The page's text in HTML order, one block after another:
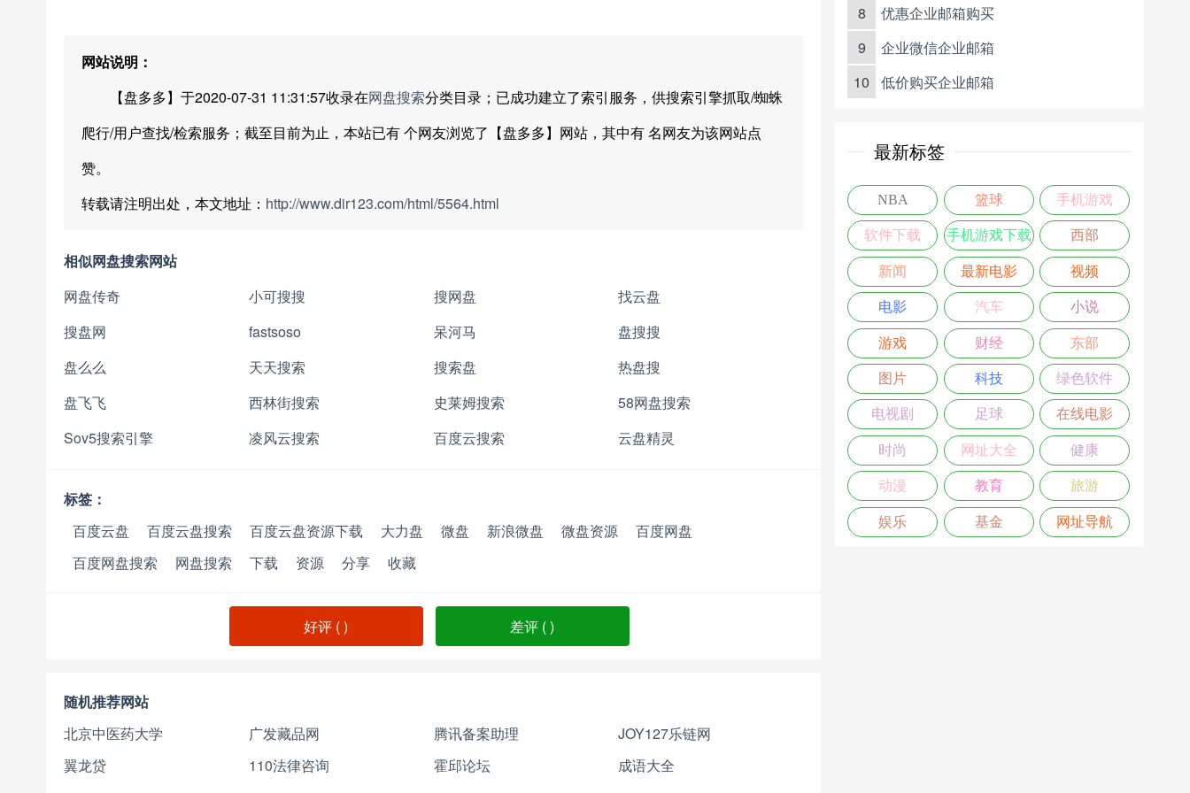
网站说明：
【盘多多】于2020-07-31 11:31:57收录在网盘搜索分类目录；已成功建立了索引服务，供搜索引擎抓取/蜘蛛
爬行/用户查找/检索服务；截至目前为止，本站已有个网友浏览了【盘多多】网站，其中有名网友为该网站点
赞。
转载请注明出处，本文地址： http://www.dir123.com/html/5564.html
相似网盘搜索网站
网盘传奇
小可搜搜 搜网盘
找云盘
搜盘网
fastsoso 呆河马
盘搜搜
盘么么
天天搜索 搜索盘
热盘搜
盘飞飞
西林街搜索 史莱姆搜索
58网盘搜索
Sov5搜索引擎
凌风云搜索 百度云搜索 云盘精灵
标签：
百度云盘
百度云盘搜索 百度云盘资源下载 大力盘 微盘 新浪微盘 微盘资源
百度网盘
百度网盘搜索
网盘搜索 下载 资源 分享 收藏
好评 () 差评 ()
随机推荐网站
北京中医药大学
广发藏品网 腾讯备案助理
JOY127乐链网
翼龙贷
110法律咨询 霍邱论坛 成语大全
8
优惠企业邮箱购买
9
企业微信企业邮箱
10
低价购买企业邮箱
最新标签
NBA 篮球 手机游戏
软件下载 手机游戏下载 西部
新闻 最新电影 视频
电影 汽车 小说
游戏 财经 东部
图片 科技 绿色软件
电视剧 足球 在线电影
时尚 网址大全 健康
动漫 教育 旅游
娱乐 基金 网址导航